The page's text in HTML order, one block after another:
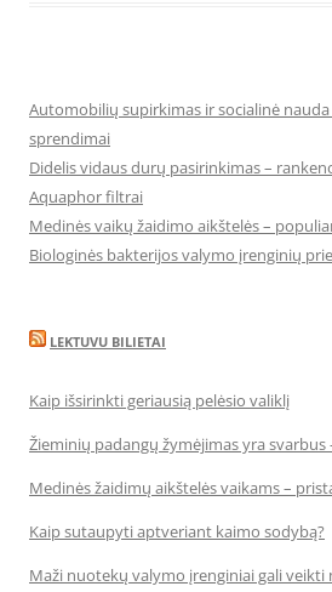
Automobilių supirkimas ir socialinė
sprendimai
Didelis vidaus durų pasirinkimas –
Aquaphor filtrai
Medinės vaikų žaidimo aikštelės –
Biologinės bakterijos valymo įrenginių
LEKTUVU BILIETAI
Kaip išsirinkti geriausią pelėsio valiklį
Žieminių padangų žymėjimas yra svarbus
Medinės žaidimų aikštelės vaikams –
Kaip sutaupyti aptveriant kaimo sodybą?
Maži nuotekų valymo įrenginiai gali veikti